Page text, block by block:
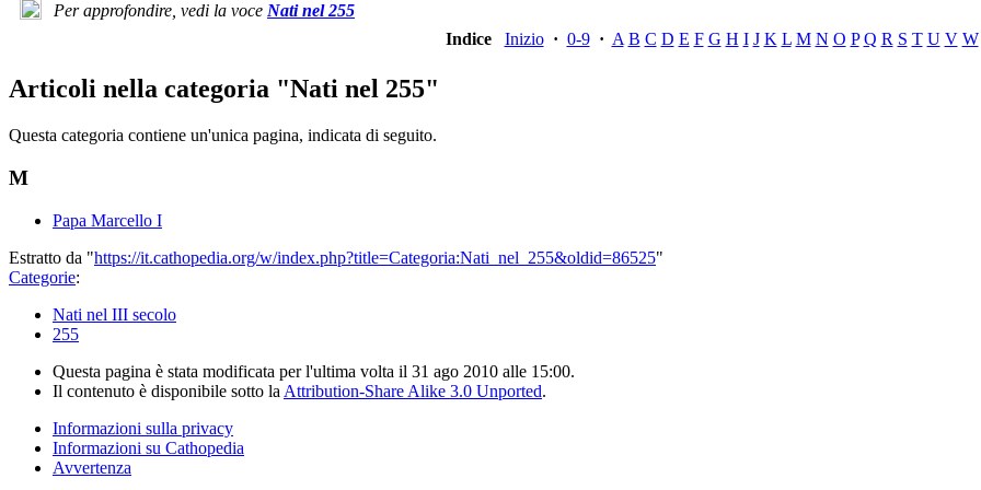
Per approfondire, vedi la voce Nati nel 255
Indice
Inizio · 0-9 · A B C D E F G H I J K L M N O P Q R S T U V W
Articoli nella categoria "Nati nel 255"
Questa categoria contiene un'unica pagina, indicata di seguito.
M
Papa Marcello I
Estratto da "https://it.cathopedia.org/w/index.php?title=Categoria:Nati_nel_255&oldid=86525"
Categorie:
Nati nel III secolo
255
Questa pagina è stata modificata per l'ultima volta il 31 ago 2010 alle 15:00.
Il contenuto è disponibile sotto la Attribution-Share Alike 3.0 Unported.
Informazioni sulla privacy
Informazioni su Cathopedia
Avvertenza